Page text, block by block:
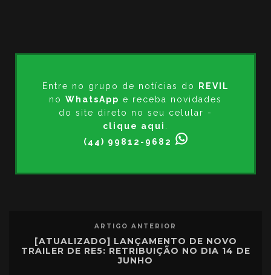
Entre no grupo de notícias do
REVIL
no WhatsApp e receba novidades
do site direto no seu celular -
clique aqui
(44) 99812-9682
ARTIGO ANTERIOR
[ATUALIZADO] LANÇAMENTO DE NOVO
TRAILER DE RE5: RETRIBUIÇÃO NO DIA 14 DE
JUNHO